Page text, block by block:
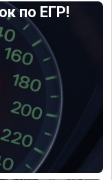
по ЕГР!